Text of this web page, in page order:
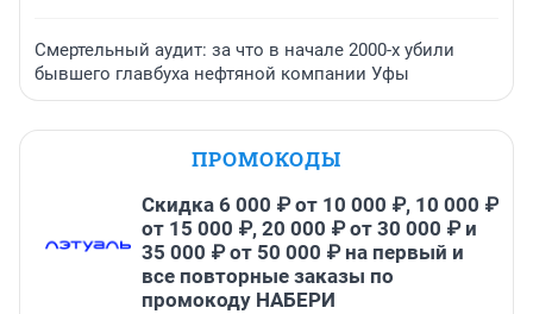
Смертельный аудит: за что в начале 2000-х убили
бывшего главбуха нефтяной компании Уфы
ПРОМОКОДЫ
Скидка 6 000 ₽ от 10 000 ₽, 10 000 ₽
от 15 000 ₽, 20 000 ₽ от 30 000 ₽ и
35 000 ₽ от 50 000 ₽ на первый и
все повторные заказы по
промокоду НАБЕРИ